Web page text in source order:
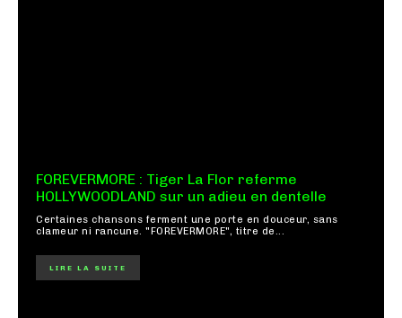
FOREVERMORE : Tiger La Flor referme
HOLLYWOODLAND sur un adieu en dentelle
Certaines chansons ferment une porte en douceur, sans
clameur ni rancune. "FOREVERMORE", titre de...
LIRE LA SUITE